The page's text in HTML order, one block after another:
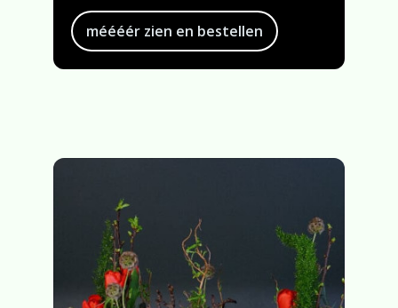
méééér zien en bestellen